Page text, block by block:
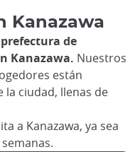
Kanazawa
de
Kanazawa. Nuestros
están
la ciudad, llenas de
a Kanazawa, ya sea